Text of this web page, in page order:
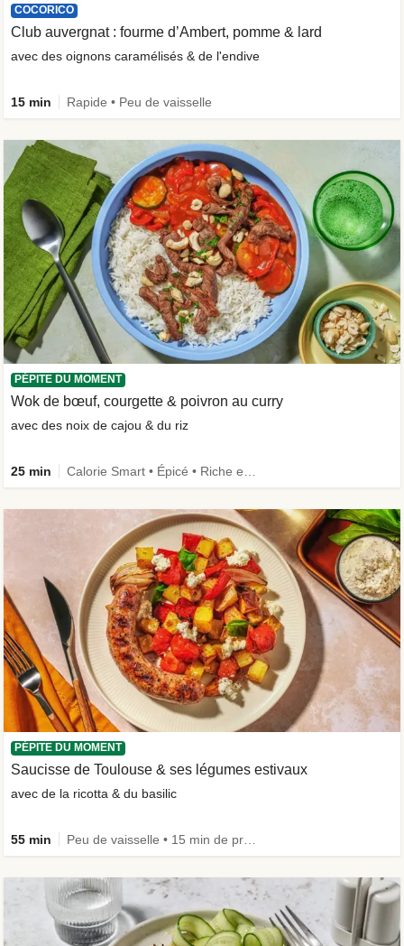
COCORICO
Club auvergnat : fourme d’Ambert, pomme & lard
avec des oignons caramélisés & de l'endive
15 min Rapide • Peu de vaisselle
PÉPITE DU MOMENT
Wok de bœuf, courgette & poivron au curry
avec des noix de cajou & du riz
25 min
PÉPITE DU MOMENT
Saucisse de Toulouse & ses légumes estivaux
avec de la ricotta & du basilic
55 min